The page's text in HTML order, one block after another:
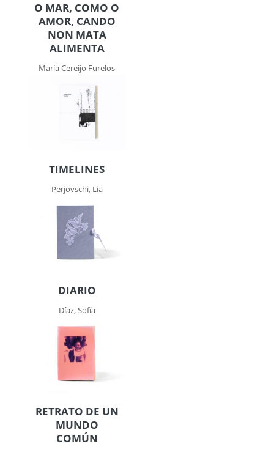
O MAR, COMO O
AMOR, CANDO
NON MATA
ALIMENTA
María Cereijo Furelos
TIMELINES
Perjovschi, Lia
DIARIO
Díaz, Sofía
RETRATO DE UN
MUNDO
COMÚN